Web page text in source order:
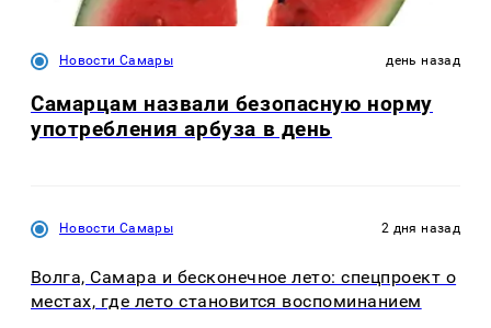
Новости Самары день назад
Самарцам назвали безопасную норму
употребления арбуза в день
Новости Самары 2 дня назад
Волга, Самара и бесконечное лето: спецпроект о
местах, где лето становится воспоминанием